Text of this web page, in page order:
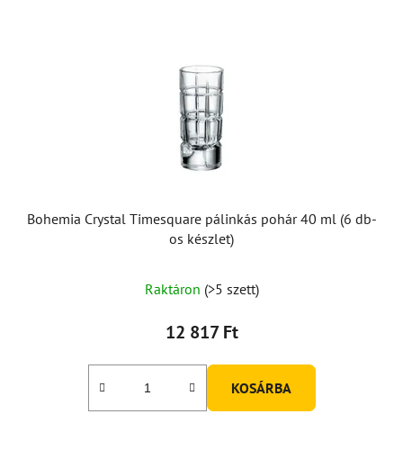
Bohemia Crystal Timesquare pálinkás pohár 40 ml (6 db-
os készlet)
Raktáron (>5 szett)
12 817 Ft
KOSÁRBA